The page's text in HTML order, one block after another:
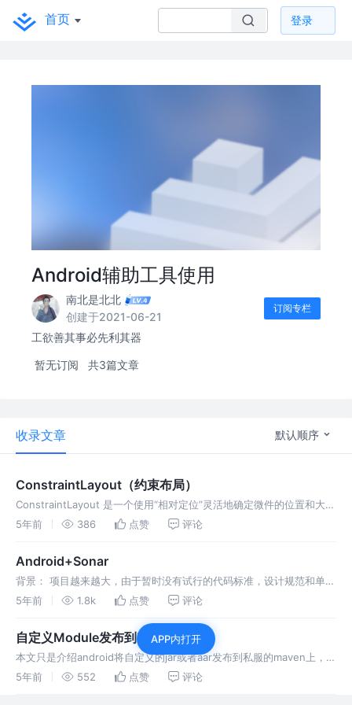
首页 登录
Android辅助工具使用
南北是北北
创建于2021-06-21
订阅专栏
工欲善其事必先利其器
暂无订阅 共3篇文章
收录文章 默认顺序
ConstraintLayout（约束布局）
ConstraintLayout 是一个使用“相对定位”灵活地确定微件的位置和大小
的一个布局，在 2016 年 Google I/O 中面世，它的出现是为了解决开
5年前 386 点赞 评论
Android+Sonar
背景： 项目越来越大，由于暂时没有试行的代码标准，设计规范和单元
测试等，这时候我们就需要一个自动化的分析工具，虽然
服务器生成图
5年前 1.8k 点赞 评论
自定义Module发布到Maven
本文只是介绍android将自定义的jar或者aar发布到私服的maven上，这
里主要分为两部分，第一部分是使用nexus搭建自己的私服，第二部分
5年前 552 点赞 评论
APP内打开